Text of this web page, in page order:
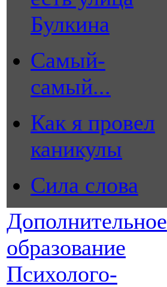
Булкина
Самый-
самый...
Как я провел
каникулы
Сила слова
Дополнительное
образование
Психолого-